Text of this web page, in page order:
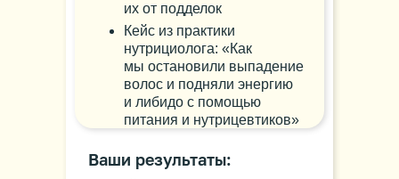
Ваши результаты:
Кейс из практики
нутрициолога: «Как
мы остановили выпадение
волос и подняли энергию
и либидо с помощью
питания и нутрицевтиков»
их от подделок